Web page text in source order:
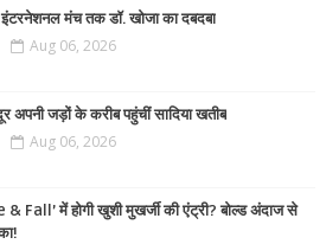
इंटरनेशनल मंच तक डॉ. खोजा का दबदबा
Aug 06, 2026
अपनी जड़ों के करीब पहुंचीं सादिया खतीब
Aug 06, 2026
& Fall’ में होगी खुशी मुखर्जी की एंट्री? बोल्ड अंदाज से